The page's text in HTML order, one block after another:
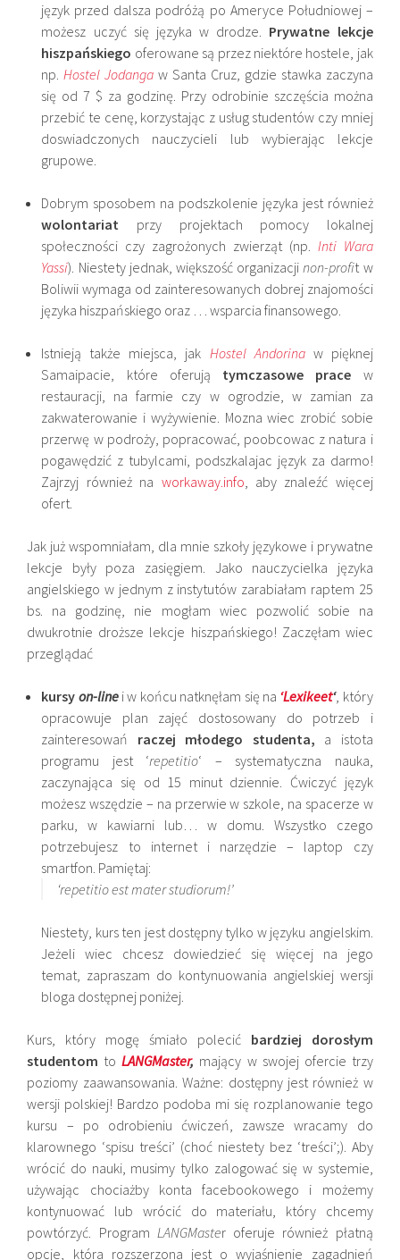
język przed dalsza podróżą po Ameryce Południowej –
możesz uczyć się języka w drodze. Prywatne lekcje
hiszpańskiego oferowane są przez niektóre hostele, jak
np.Hostel Jodanga w Santa Cruz, gdzie stawka zaczyna
się od 7 $ za godzinę. Przy odrobinie szczęścia można
przebić te cenę, korzystając z usług studentów czy mniej
doswiadczonych nauczycieli lub wybierając lekcje
grupowe.
Dobrym sposobem na podszkolenie języka jest również
wolontariat przy projektach pomocy lokalnej
społeczności czy zagrożonych zwierząt (np. Inti Wara
Yassi). Niestety jednak, większość organizacjinon-profit w
Boliwii wymaga od zainteresowanych dobrej znajomości
języka hiszpańskiego oraz … wsparcia finansowego.
Istnieją także miejsca, jak Hostel Andorinaw pięknej
Samaipacie, które oferują tymczasowe prace w
restauracji, na farmie czy w ogrodzie, w zamian za
zakwaterowanie i wyżywienie. Mozna wiec zrobić sobie
przerwę w podroży, popracować, poobcowac z natura i
pogawędzić z tubylcami, podszkalajac język za darmo!
Zajrzyj również na workaway.info, aby znaleźć więcej
ofert.
Jak już wspomniałam, dla mnie szkoły językowe i prywatne
lekcje były poza zasięgiem. Jako nauczycielka języka
angielskiego w jednym z instytutów zarabiałam raptem 25
bs. na godzinę, nie mogłam wiec pozwolić sobie na
dwukrotnie droższe lekcje hiszpańskiego! Zaczęłam wiec
przeglądać
kursy on-linei w końcu natknęłam się na ‘Lexikeet‘, który
opracowuje plan zajęć dostosowany do potrzeb i
zainteresowań raczej młodego studenta, a istota
programu jest ‘repetitio‘ – systematyczna nauka,
zaczynająca się od 15 minut dziennie. Ćwiczyć język
możesz wszędzie – na przerwie w szkole, na spacerze w
parku, w kawiarni lub… w domu. Wszystko czego
potrzebujesz to internet i narzędzie – laptop czy
smartfon. Pamiętaj:
‘repetitio est mater studiorum!’
Niestety, kurs ten jest dostępny tylko w języku angielskim.
Jeżeli wiec chcesz dowiedzieć się więcej na jego
temat, zapraszam do kontynuowania angielskiej wersji
bloga dostępnej poniżej.
Kurs, który mogę śmiało polecić bardziej dorosłym
studentom toLANGMaster, mający w swojej ofercie trzy
poziomy zaawansowania. Ważne: dostępny jest również w
wersji polskiej! Bardzo podoba mi się rozplanowanie tego
kursu – po odrobieniu ćwiczeń, zawsze wracamy do
klarownego ‘spisu treści’ (choć niestety bez ‘treści’;). Aby
wrócić do nauki, musimy tylko zalogować się w systemie,
używając chociażby konta facebookowego i możemy
kontynuować lub wrócić do materiału, który chcemy
powtórzyć. Program LANGMaster oferuje również płatną
opcje, która rozszerzona jest o wyjaśnienie zagadnień